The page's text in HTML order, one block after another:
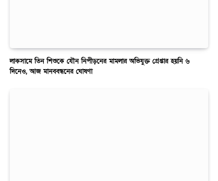
লাকসামে তিন শিশুকে যৌন নিপীড়নের মামলার অভিযুক্ত গ্রেপ্তার হয়নি ৬
দিনেও, আজ মানববন্ধনের ঘোষণা